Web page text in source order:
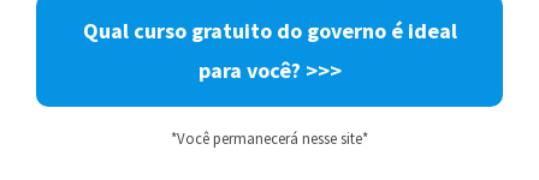
Qual curso gratuito do governo é ideal
para você? >>>
*Você permanecerá nesse site*